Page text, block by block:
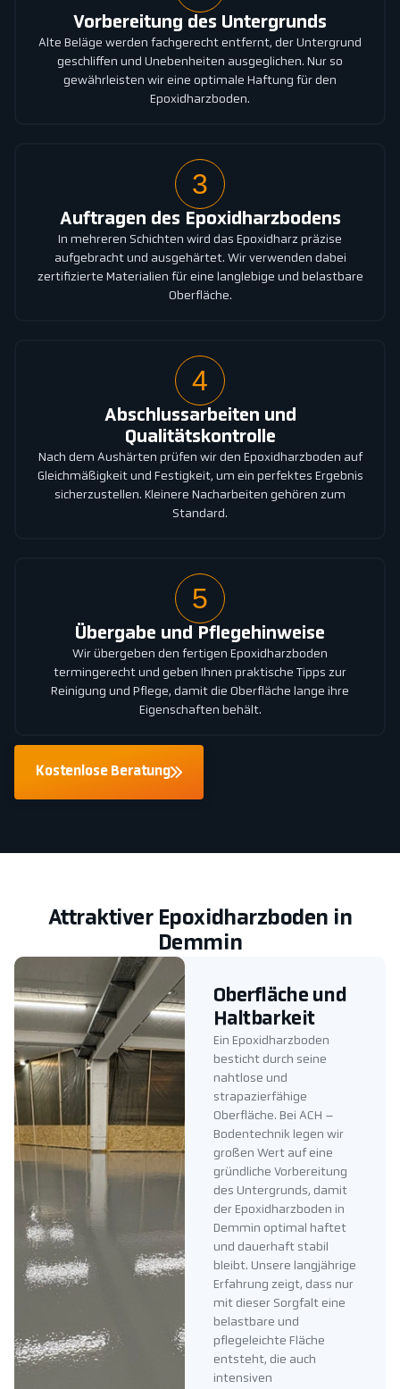
Vorbereitung des Untergrunds
Alte Beläge werden fachgerecht entfernt, der Untergrund
geschliffen und Unebenheiten ausgeglichen. Nur so
gewährleisten wir eine optimale Haftung für den
Epoxidharzboden.
3
Auftragen des Epoxidharzbodens
In mehreren Schichten wird das Epoxidharz präzise
aufgebracht und ausgehärtet. Wir verwenden dabei
zertifizierte Materialien für eine langlebige und belastbare
Oberfläche.
4
Abschlussarbeiten und
Qualitätskontrolle
Nach dem Aushärten prüfen wir den Epoxidharzboden auf
Gleichmäßigkeit und Festigkeit, um ein perfektes Ergebnis
sicherzustellen. Kleinere Nacharbeiten gehören zum
Standard.
5
Übergabe und Pflegehinweise
Wir übergeben den fertigen Epoxidharzboden
termingerecht und geben Ihnen praktische Tipps zur
Reinigung und Pflege, damit die Oberfläche lange ihre
Eigenschaften behält.
Kostenlose Beratung
Attraktiver Epoxidharzboden in
Demmin
Oberfläche und
Haltbarkeit
Ein Epoxidharzboden
besticht durch seine
nahtlose und
strapazierfähige
Oberfläche. Bei ACH –
Bodentechnik legen wir
großen Wert auf eine
gründliche Vorbereitung
des Untergrunds, damit
der Epoxidharzboden in
Demmin optimal haftet
und dauerhaft stabil
bleibt. Unsere langjährige
Erfahrung zeigt, dass nur
mit dieser Sorgfalt eine
belastbare und
pflegeleichte Fläche
entsteht, die auch
intensiven